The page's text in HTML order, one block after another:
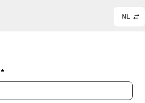
NL
*